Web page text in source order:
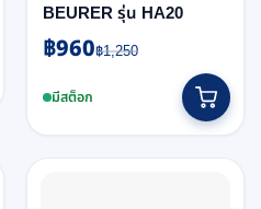
BEURER รุ่น HA20
฿1,250
Original
was:
฿960
Current
is:มีสต็อก